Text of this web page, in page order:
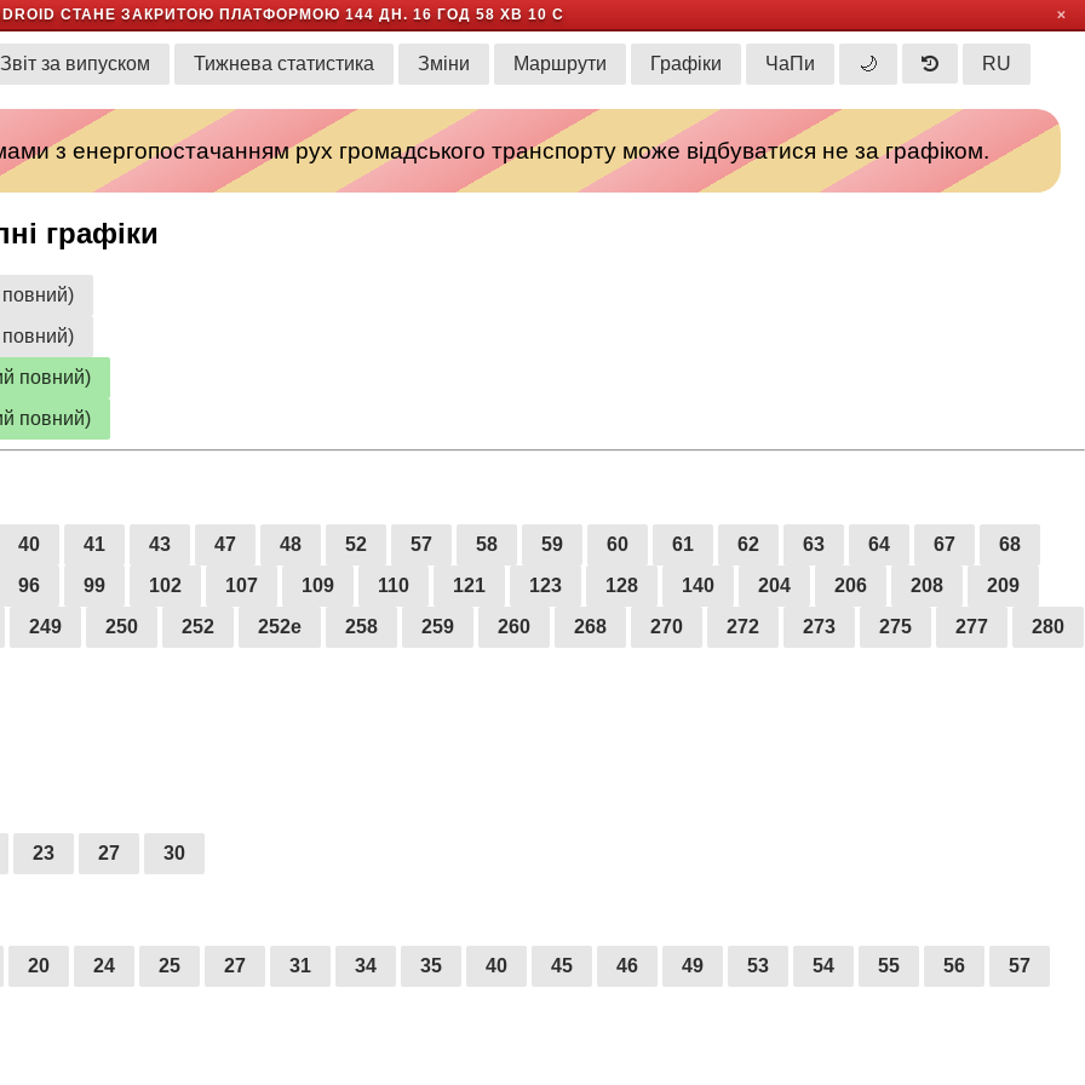
СТАНЕ ЗАКРИТОЮ ПЛАТФОРМОЮ 144 ДН. 16 ГОД 58 ХВ 10 С ✕
Звіт за випуском Тижнева статистика Зміни Маршрути Графіки ЧаПи 🌙 RU
з енергопостачанням рух громадського транспорту може відбуватися не за графіком.
графіки
повний)
повний)
повний)
повний)
40 41 43 47 48 52 57 58 59 60 61 62 63 64 67
68
96
99 102 107 109 110 121 123 128 140 204 206 208
209
249
250 252 252е 258 259 260 268 270 272 273 275 277 280
23 27 30
20 24 25 27 31 34 35 40 45 46 49 53 54 55 56 57